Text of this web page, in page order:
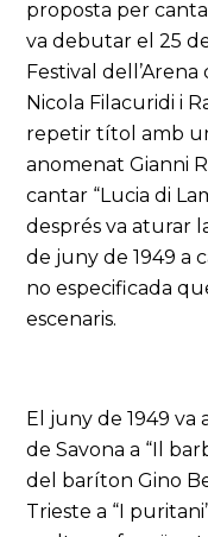
proposta per
va debutar el 25
Festival
Nicola Filacuridi i
repetir títol amb
anomenat Gianni
cantar “Lucia di
després va aturar
de juny de 1949 a
no especificada
escenaris.
El juny de 1949 va
de Savona a “Il
del baríton Gino
Trieste a “I